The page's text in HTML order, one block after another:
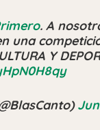
. A
una
Y